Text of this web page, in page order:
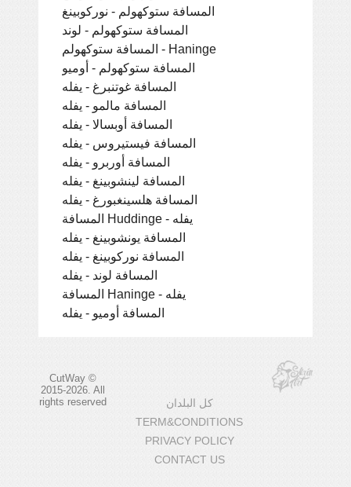
المسافة ستوكهولم - نوركوبينغ
المسافة ستوكهولم - لوند
المسافة ستوكهولم - Haninge
المسافة ستوكهولم - أوميو
المسافة غوتنبرغ - يفله
المسافة مالمو - يفله
المسافة أوبسالا - يفله
المسافة فيستيروس - يفله
المسافة أوربرو - يفله
المسافة لينشوبينغ - يفله
المسافة هلسينغبورغ - يفله
المسافة Huddinge - يفله
المسافة يونشوبينغ - يفله
المسافة نوركوبينغ - يفله
المسافة لوند - يفله
المسافة Haninge - يفله
المسافة أوميو - يفله
CutWay ©
2015-2026. All
rights reserved
كل البلدان
TERM&CONDITIONS
PRIVACY POLICY
CONTACT US